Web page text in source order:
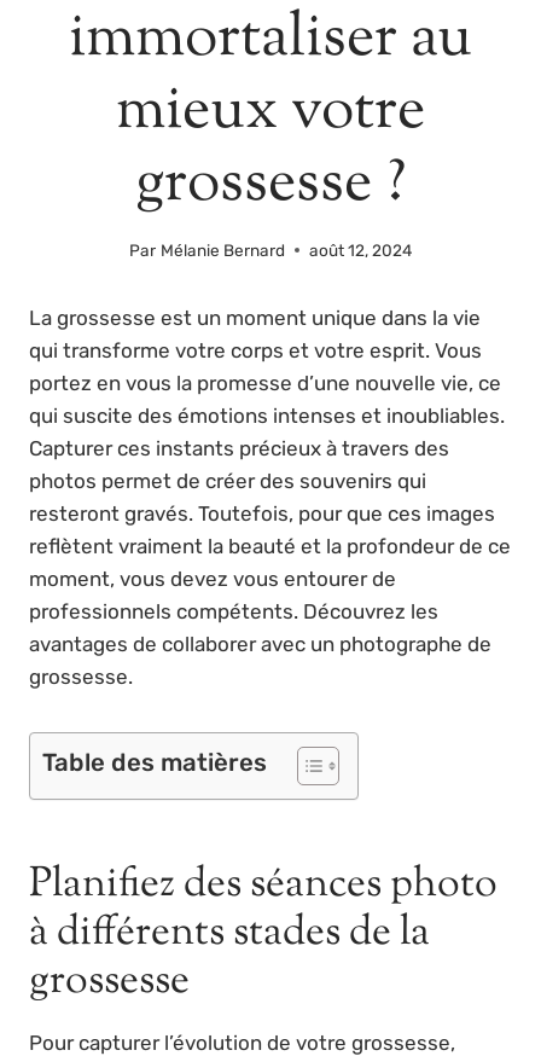
immortaliser au
mieux votre
grossesse ?
Par Mélanie Bernard août 12, 2024
La grossesse est un moment unique dans la vie
qui transforme votre corps et votre esprit. Vous
portez en vous la promesse d’une nouvelle vie, ce
qui suscite des émotions intenses et inoubliables.
Capturer ces instants précieux à travers des
photos permet de créer des souvenirs qui
resteront gravés. Toutefois, pour que ces images
reflètent vraiment la beauté et la profondeur de ce
moment, vous devez vous entourer de
professionnels compétents. Découvrez les
avantages de collaborer avec un photographe de
grossesse.
Table des matières
Planifiez des séances photo
à différents stades de la
grossesse
Pour capturer l’évolution de votre grossesse,